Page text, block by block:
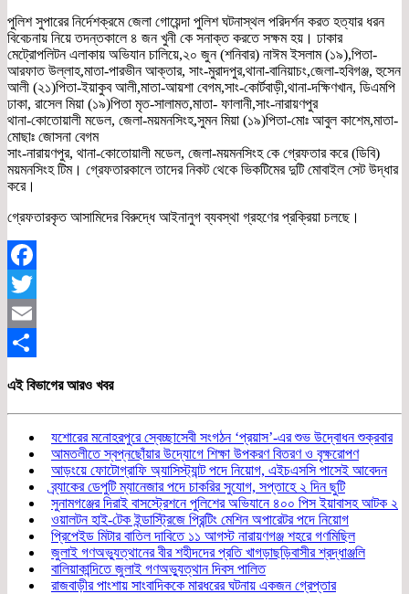
পুলিশ সুপারের নির্দেশক্রমে জেলা গোয়েন্দা পুলিশ ঘটনাস্থল পরিদর্শন করত হত্যার ধরন
বিবেচনায় নিয়ে তদন্তকালে ৪ জন খুনী কে সনাক্ত করতে সক্ষম হয়। ঢাকার
মেট্রোপলিটন এলাকায় অভিযান চালিয়ে,২০ জুন (শনিবার) নাঈম ইসলাম (১৯),পিতা-
আরফাত উল্লাহ,মাতা-পারভীন আক্তার, সাং-মুরাদপুর,থানা-বানিয়াচং,জেলা-হবিগঞ্জ, হুসেন
আলী (২১)পিতা-ইয়াকুব আলী,মাতা-আয়শা বেগম,সাং-কোর্টবাড়ী,থানা-দক্ষিণখান, ডিএমপি
ঢাকা, রাসেল মিয়া (১৯)পিতা মৃত-সালামত,মাতা- ফালানী,সাং-নারায়ণপুর
থানা-কোতোয়ালী মডেল, জেলা-ময়মনসিংহ,সুমন মিয়া (১৯)পিতা-মোঃ আবুল কাশেম,মাতা-
মোছাঃ জোসনা বেগম
সাং-নারায়ণপুর, থানা-কোতোয়ালী মডেল, জেলা-ময়মনসিংহ কে গ্রেফতার করে (ডিবি)
ময়মনসিংহ টিম। গ্রেফতারকালে তাদের নিকট থেকে ভিকটিমের দুটি মোবাইল সেট উদ্ধার
করে।
গ্রেফতারকৃত আসামিদের বিরুদ্ধে আইনানুগ ব্যবস্থা গ্রহণের প্রক্রিয়া চলছে।
Facebook
Twitter
Email
এই বিভাগের আরও খবর
যশোরের মনোহরপুরে স্বেচ্ছাসেবী সংগঠন ‘প্রয়াস’-এর শুভ উদ্বোধন শুক্রবার
আমতলীতে স্বপ্নছোঁয়ার উদ্যোগে শিক্ষা উপকরণ বিতরণ ও বৃক্ষরোপণ
আড়ংয়ে ফোটোগ্রাফি অ্যাসিস্ট্যান্ট পদে নিয়োগ, এইচএসসি পাসেই আবেদন
ব্র্যাকের ডেপুটি ম্যানেজার পদে চাকরির সুযোগ, সপ্তাহে ২ দিন ছুটি
সুনামগঞ্জের দিরাই বাসস্ট্রেশনে পুলিশের অভিযানে ৪০০ পিস ইয়াবাসহ আটক ২
ওয়ালটন হাই-টেক ইন্ডাস্ট্রিজে প্রিন্টিং মেশিন অপারেটর পদে নিয়োগ
প্রিপেইড মিটার বাতিল দাবিতে ১১ আগস্ট নারায়ণগঞ্জ শহরে গণমিছিল
জুলাই গণঅভ্যুত্থানের বীর শহীদদের প্রতি খাগড়াছড়িবাসীর শ্রদ্ধাঞ্জলি
বালিয়াকান্দিতে জুলাই গণঅভ্যুত্থান দিবস পালিত
রাজবাড়ীর পাংশায় সাংবাদিককে মারধরের ঘটনায় একজন গ্রেপ্তার